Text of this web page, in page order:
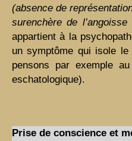
(absence de
surenchère de
appartient à la
un symptôme qui isole le
pensons par exemple
eschatologique).
Prise de conscience et